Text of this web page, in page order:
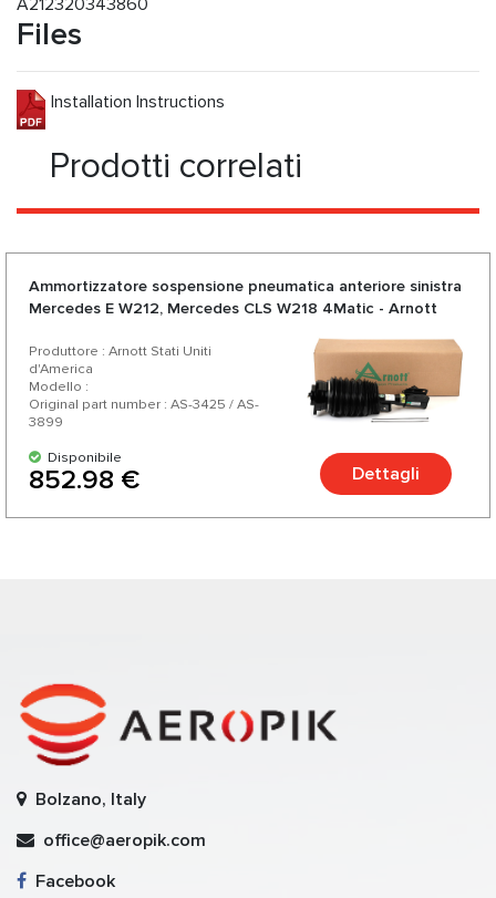
A212320343860
Files
Installation Instructions
Prodotti correlati
Ammortizzatore sospensione pneumatica anteriore sinistra
Mercedes E W212, Mercedes CLS W218 4Matic - Arnott
Produttore : Arnott Stati Uniti
d'America
Modello :
Original part number : AS-3425 / AS-
3899
Disponibile
852.98 € Dettagli
Bolzano, Italy
office@aeropik.com
Facebook